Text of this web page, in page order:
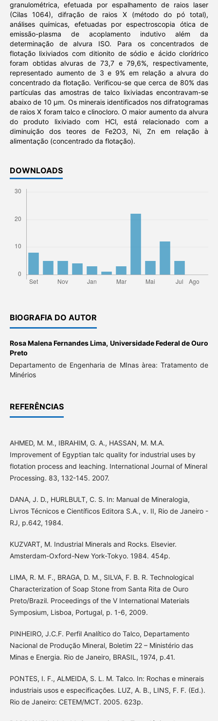
granulométrica, efetuada por espalhamento de raios laser
(Cilas 1064), difração de raios X (método do pó total),
análises químicas, efetuadas por espectroscopia ótica de
emissão-plasma de acoplamento indutivo além da
determinação de alvura ISO. Para os concentrados de
flotação lixiviados com ditionito de sódio e ácido clorídrico
foram obtidas alvuras de 73,7 e 79,6%, respectivamente,
representado aumento de 3 e 9% em relação a alvura do
concentrado da flotação. Verificou-se que cerca de 80% das
partículas das amostras de talco lixiviadas encontravam-se
abaixo de 10 µm. Os minerais identificados nos difratogramas
de raios X foram talco e clinocloro. O maior aumento da alvura
do produto lixiviado com HCl, está relacionado com a
diminuição dos teores de Fe2O3, Ni, Zn em relação à
alimentação (concentrado da flotação).
DOWNLOADS
BIOGRAFIA DO AUTOR
Rosa Malena Fernandes Lima, Universidade Federal de Ouro
Preto
Departamento de Engenharia de MInas àrea: Tratamento de
Minérios
REFERÊNCIAS
AHMED, M. M., IBRAHIM, G. A., HASSAN, M. M.A.
Improvement of Egyptian talc quality for industrial uses by
flotation process and leaching. International Journal of Mineral
Processing. 83, 132-145. 2007.
DANA, J. D., HURLBULT, C. S. In: Manual de Mineralogia,
Livros Técnicos e Científicos Editora S.A., v. II, Rio de Janeiro -
RJ, p.642, 1984.
KUZVART, M. Industrial Minerals and Rocks. Elsevier.
Amsterdam-Oxford-New York-Tokyo. 1984. 454p.
LIMA, R. M. F., BRAGA, D. M., SILVA, F. B. R. Technological
Characterization of Soap Stone from Santa Rita de Ouro
Preto/Brazil. Proceedings of the V International Materials
Symposium, Lisboa, Portugal, p. 1-6, 2009.
PINHEIRO, J.C.F. Perfil Analítico do Talco, Departamento
Nacional de Produção Mineral, Boletim 22 – Ministério das
Minas e Energia. Rio de Janeiro, BRASIL, 1974, p.41.
PONTES, I. F., ALMEIDA, S. L. M. Talco. In: Rochas e minerais
industriais usos e especificações. LUZ, A. B., LINS, F. F. (Ed.).
Rio de Janeiro: CETEM/MCT. 2005. 623p.